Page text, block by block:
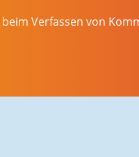
Verfassen von